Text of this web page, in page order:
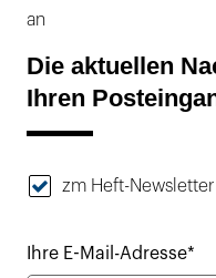
an
Die aktuellen
Ihren
zm Heft-Newsletter
Ihre E-Mail-Adresse*